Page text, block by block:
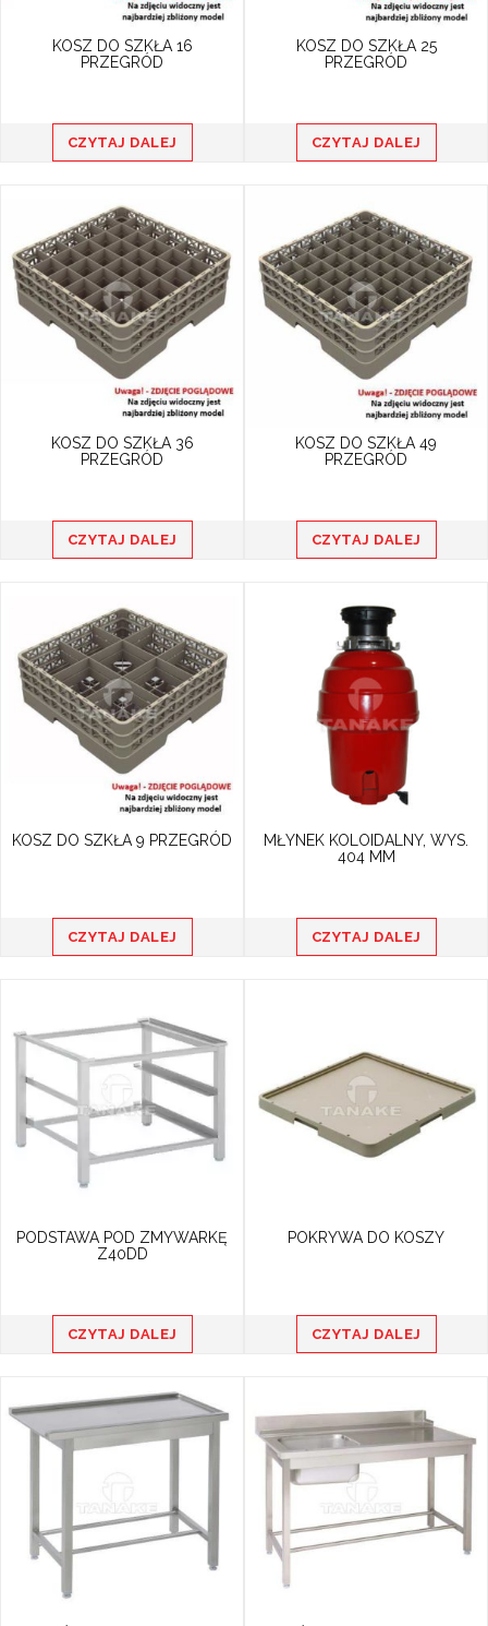
KOSZ DO SZKŁA 16
PRZEGRÓD
CZYTAJ DALEJ
KOSZ DO SZKŁA 25
PRZEGRÓD
CZYTAJ DALEJ
KOSZ DO SZKŁA 36
PRZEGRÓD
CZYTAJ DALEJ
KOSZ DO SZKŁA 49
PRZEGRÓD
CZYTAJ DALEJ
KOSZ DO SZKŁA 9 PRZEGRÓD
CZYTAJ DALEJ
MŁYNEK KOLOIDALNY, WYS.
404 MM
CZYTAJ DALEJ
PODSTAWA POD ZMYWARKĘ
Z40DD
CZYTAJ DALEJ
POKRYWA DO KOSZY
CZYTAJ DALEJ